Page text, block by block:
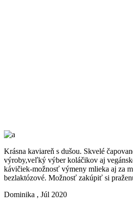
Krásna kaviareň s dušou. Skvelé
výroby,veľký výber koláčikov aj
kávičiek-možnosť výmeny mlieka aj za
bezlaktózové. Možnosť zakúpiť si
Dominika , Júl 2020